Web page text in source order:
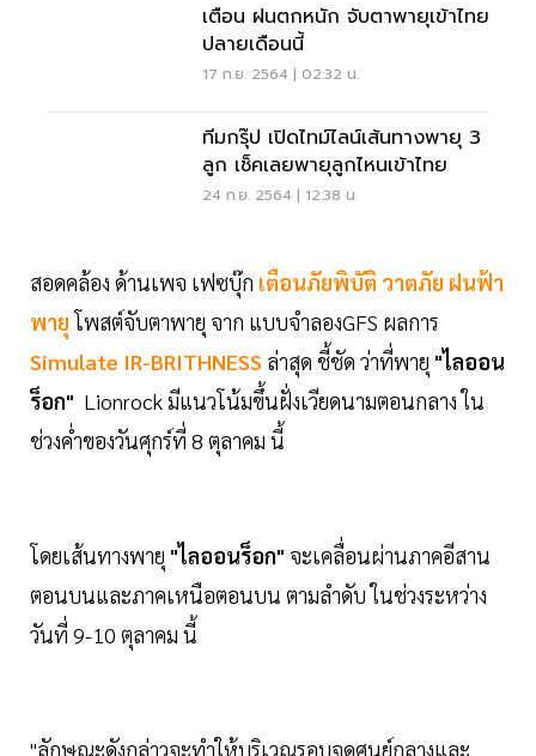
เตือน ฝนตกหนัก จับตาพายุเข้าไทย
ปลายเดือนนี้
17 ก.ย. 2564 | 02:32 น.
ทีมกรุ๊ป เปิดไทม์ไลน์เส้นทางพายุ 3
ลูก เช็คเลยพายุลูกไหนเข้าไทย
24 ก.ย. 2564 | 12:38 น.
สอดคล้อง ด้านเพจ เฟซบุ๊ก เตือนภัยพิบัติ วาตภัย ฝนฟ้า
พายุโพสต์จับตาพายุ จาก แบบจำลองGFS ผลการ
Simulate IR-BRITHNESS ล่าสุด ชี้ชัด ว่าที่พายุ "ไลออน
ร็อก" Lionrock มีแนวโน้มขึ้นฝั่งเวียดนามตอนกลาง ใน
ช่วงค่ำของวันศุกร์ที่ 8 ตุลาคม นี้
โดยเส้นทางพายุ "ไลออนร็อก" จะเคลื่อนผ่านภาคอีสาน
ตอนบนและภาคเหนือตอนบน ตามลำดับ ในช่วงระหว่าง
วันที่ 9-10 ตุลาคม นี้
"ลักษณะดังกล่าวจะทำให้บริเวณรอบจุดศูนย์กลางและ